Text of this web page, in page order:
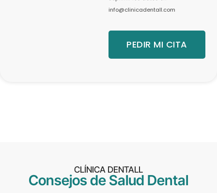
info@clinicadentall.com
PEDIR MI CITA
CLÍNICA DENTALL
Consejos de Salud Dental